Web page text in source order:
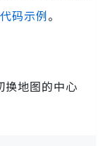
代码示例。
换地图的中心